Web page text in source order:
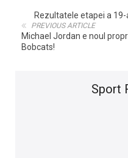
Rezultatele etapei a
PREVIOUS ARTICLE
Michael Jordan e noul
Bobcats!
Sport